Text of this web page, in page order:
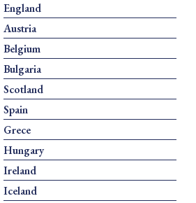
England
Austria
Belgium
Bulgaria
Scotland
Spain
Grece
Hungary
Ireland
Iceland